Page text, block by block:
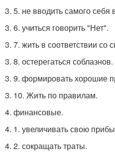
3. 5. не вводить самого себя
3. 6. учиться говорить "Нет".
3. 7. жить в соответствии со
3. 8. остерегаться соблазнов.
3. 9. формировать хорошие
3. 10. Жить по правилам.
4. финансовые.
4. 1. увеличивать свою
4. 2. сокращать траты.